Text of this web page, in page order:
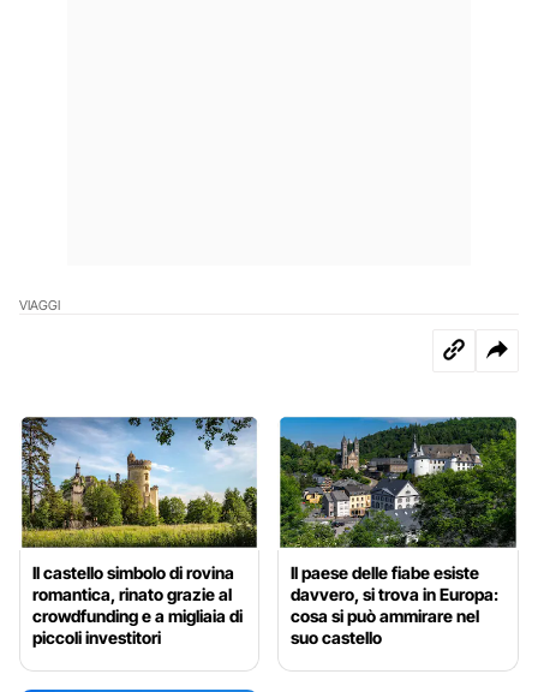
VIAGGI
Il castello simbolo di rovina
romantica, rinato grazie al
crowdfunding e a migliaia di
piccoli investitori
Il paese delle fiabe esiste
davvero, si trova in Europa:
cosa si può ammirare nel
suo castello